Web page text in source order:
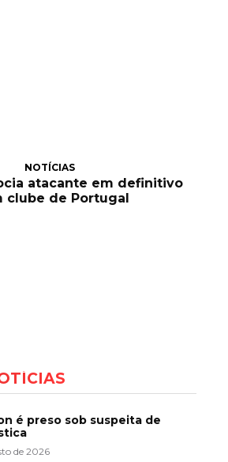
NOTÍCIAS
atacante em definitivo
clube de Portugal
é preso sob suspeita de
de 2026